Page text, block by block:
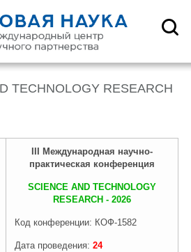
TECHNOLOGY RESEARCH
III Международная научно-
практическая конференция
SCIENCE AND TECHNOLOGY
RESEARCH - 2026
Код конференции: КОФ-1582
Дата проведения: 24